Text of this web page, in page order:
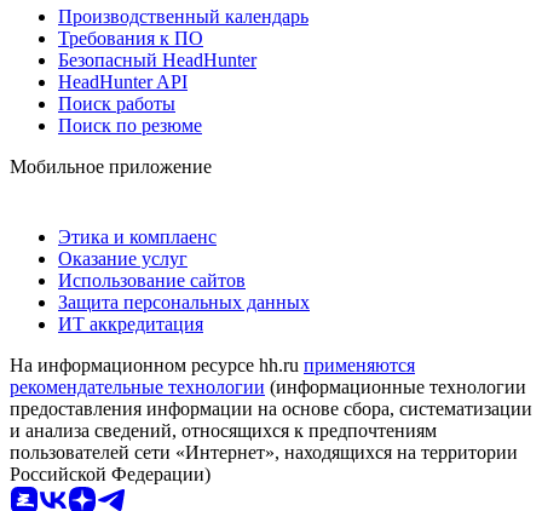
Производственный календарь
Требования к ПО
Безопасный HeadHunter
HeadHunter API
Поиск работы
Поиск по резюме
Мобильное приложение
Этика и комплаенс
Оказание услуг
Использование сайтов
Защита персональных данных
ИТ аккредитация
На информационном ресурсе hh.ru применяются
рекомендательные технологии (информационные технологии
предоставления информации на основе сбора, систематизации
и анализа сведений, относящихся к предпочтениям
пользователей сети «Интернет», находящихся на территории
Российской Федерации)